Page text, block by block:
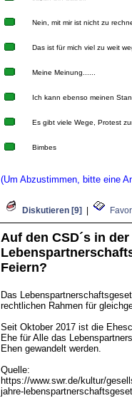
Nein, mit mir ist nicht zu
Das ist für mich viel zu weit
Meine Meinung......
Ich kann ebenso meinen
Es gibt viele Wege, Protest
Bimbes
(Um Abzustimmen, bitte eine
Diskutieren [9]
Auf den CSD´s in
Feiern?
Das
rechtlichen Rahmen für
Seit Oktober 2017 ist die
Ehe für Alle das
Ehen gewandelt werden.
Quelle:
https://www.swr.de/kultur/
jahre-